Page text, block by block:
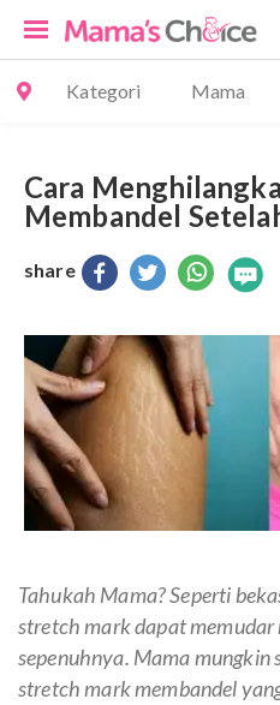
Kategori Mama
Cara
Membandel
share
Tahukah Mama? Seperti
stretch mark dapat
sepenuhnya. Mama mungkin
stretch mark membandel